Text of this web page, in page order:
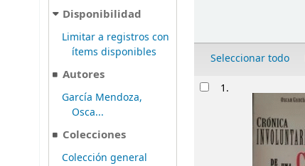
Disponibilidad
Limitar a registros con
ítems disponibles
Autores
García Mendoza,
Osca...
Colecciones
Colección general
Seleccionar todo
Resultados
1.